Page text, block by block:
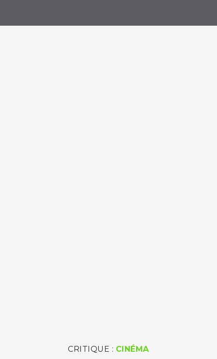
CRITIQUE : CINÉMA